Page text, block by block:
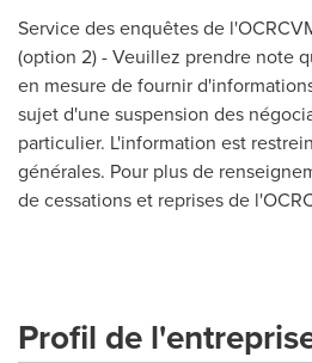
Service des enquêtes de
(option 2) - Veuillez prendre note
en mesure de fournir
sujet d'une suspension des
particulier. L'information est
générales. Pour plus de
de cessations et reprises de
Profil de